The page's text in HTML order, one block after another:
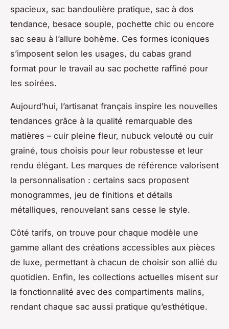
spacieux, sac bandoulière pratique, sac à dos
tendance, besace souple, pochette chic ou encore
sac seau à l’allure bohème. Ces formes iconiques
s’imposent selon les usages, du cabas grand
format pour le travail au sac pochette raffiné pour
les soirées.
Aujourd’hui, l’artisanat français inspire les nouvelles
tendances grâce à la qualité remarquable des
matières – cuir pleine fleur, nubuck velouté ou cuir
grainé, tous choisis pour leur robustesse et leur
rendu élégant. Les marques de référence valorisent
la personnalisation : certains sacs proposent
monogrammes, jeu de finitions et détails
métalliques, renouvelant sans cesse le style.
Côté tarifs, on trouve pour chaque modèle une
gamme allant des créations accessibles aux pièces
de luxe, permettant à chacun de choisir son allié du
quotidien. Enfin, les collections actuelles misent sur
la fonctionnalité avec des compartiments malins,
rendant chaque sac aussi pratique qu’esthétique.